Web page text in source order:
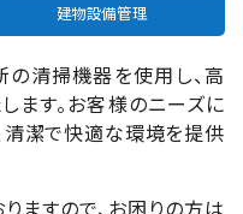
建物設備管理
の清掃機器を使用し、高
ます。お客様のニーズに
清潔で快適な環境を提供
ますので、お困りの方は